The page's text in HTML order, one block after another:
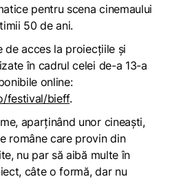
pentru scena cinemaului
50 de ani.
de acces la proiecțiile și
în cadrul celei de-a 13-a
online:
festival/bieff.
aparținând unor cineaști,
române care provin din
nu par să aibă multe în
câte o formă, dar nu